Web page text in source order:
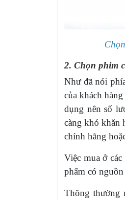
2. Chọn phim
Như đã nói
của khách
dụng nên số
càng khó khăn
chính hãng
Việc mua ở
phẩm có
Thông thường